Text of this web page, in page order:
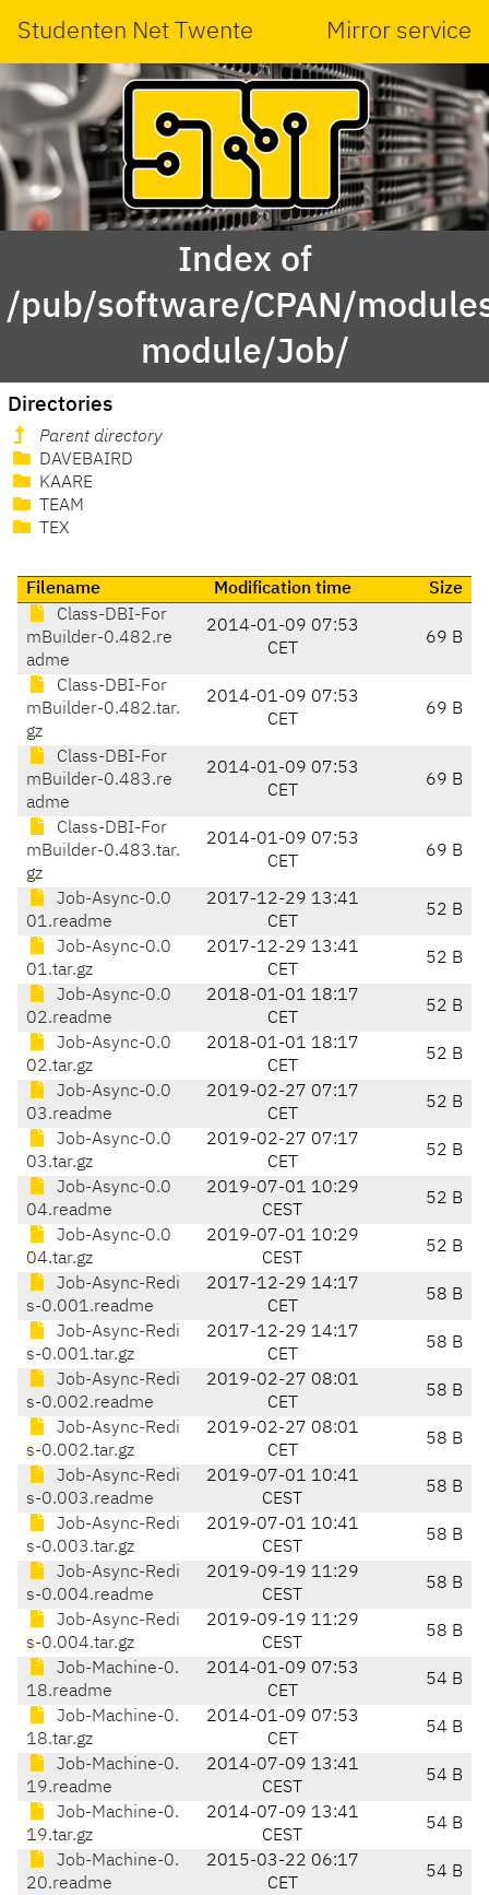
Studenten Net Twente Mirror service
Index of
/pub/software/CPAN/
module/Job/
Directories
Parent directory
DAVEBAIRD
KAARE
TEAM
TEX
Filename Modification time
Size
Class-DBI-For
mBuilder-0.482.re
adme
2014-01-09 07:53
CET
69 B
Class-DBI-For
mBuilder-0.482.tar.
gz
2014-01-09 07:53
CET
69 B
Class-DBI-For
mBuilder-0.483.re
adme
2014-01-09 07:53
CET
69 B
Class-DBI-For
mBuilder-0.483.tar.
gz
2014-01-09 07:53
CET
69 B
Job-Async-0.0
01.readme
2017-12-29 13:41
CET
52 B
Job-Async-0.0
01.tar.gz
2017-12-29 13:41
CET
52 B
Job-Async-0.0
02.readme
2018-01-01 18:17
CET
52 B
Job-Async-0.0
02.tar.gz
2018-01-01 18:17
CET
52 B
Job-Async-0.0
03.readme
2019-02-27 07:17
CET
52 B
Job-Async-0.0
03.tar.gz
2019-02-27 07:17
CET
52 B
Job-Async-0.0
04.readme
2019-07-01 10:29
CEST
52 B
Job-Async-0.0
04.tar.gz
2019-07-01 10:29
CEST
52 B
Job-Async-Redi
s-0.001.readme
2017-12-29 14:17
CET
58 B
Job-Async-Redi
s-0.001.tar.gz
2017-12-29 14:17
CET
58 B
Job-Async-Redi
s-0.002.readme
2019-02-27 08:01
CET
58 B
Job-Async-Redi
s-0.002.tar.gz
2019-02-27 08:01
CET
58 B
Job-Async-Redi
s-0.003.readme
2019-07-01 10:41
CEST
58 B
Job-Async-Redi
s-0.003.tar.gz
2019-07-01 10:41
CEST
58 B
Job-Async-Redi
s-0.004.readme
2019-09-19 11:29
CEST
58 B
Job-Async-Redi
s-0.004.tar.gz
2019-09-19 11:29
CEST
58 B
Job-Machine-0.
18.readme
2014-01-09 07:53
CET
54 B
Job-Machine-0.
18.tar.gz
2014-01-09 07:53
CET
54 B
Job-Machine-0.
19.readme
2014-07-09 13:41
CEST
54 B
Job-Machine-0.
19.tar.gz
2014-07-09 13:41
CEST
54 B
Job-Machine-0.
20.readme
2015-03-22 06:17
CET
54 B